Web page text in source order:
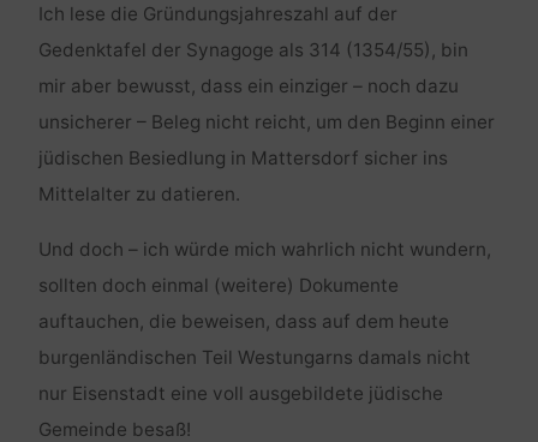
Ich lese die Gründungsjahreszahl auf der
Gedenktafel der Synagoge als 314 (1354/55), bin
mir aber bewusst, dass ein einziger – noch dazu
unsicherer – Beleg nicht reicht, um den Beginn einer
jüdischen Besiedlung in Mattersdorf sicher ins
Mittelalter zu datieren.
Und doch – ich würde mich wahrlich nicht wundern,
sollten doch einmal (weitere) Dokumente
auftauchen, die beweisen, dass auf dem heute
burgenländischen Teil Westungarns damals nicht
nur Eisenstadt eine voll ausgebildete jüdische
Gemeinde besaß!